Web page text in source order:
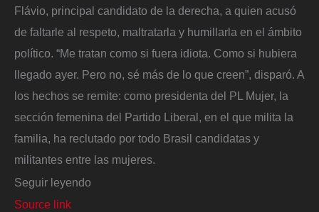
Flávio, principal candidato de la derecha, a quien acusó
de faltarle al respeto, maltratarla y humillarla en el ámbito
político. “Me tratan como si fuera idiota. Como si hubiera
llegado ayer. Pero no, sé más de lo que creen”, disparó. A
los hechos se remite: como presidenta del PL Mujer, la
sección femenina del Partido Liberal, en el que milita la
familia, ha reclutado por todo Brasil candidatas y
militantes entre las mujeres.
Seguir leyendo
Source link